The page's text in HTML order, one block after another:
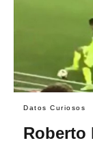
Datos Curiosos
Roberto